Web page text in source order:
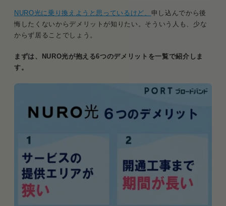
NURO光に乗り換えようと思っているけど、 申し込んでから後
悔したくないからデメリットが知りたい。そういう人も、少な
からず居ることでしょう。
まずは、NURO光が抱える6つのデメリットを一覧で紹介しま
す。